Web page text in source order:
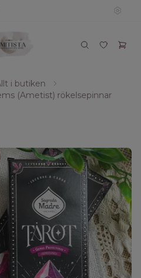
i butiken
(Ametist) rökelsepinnar